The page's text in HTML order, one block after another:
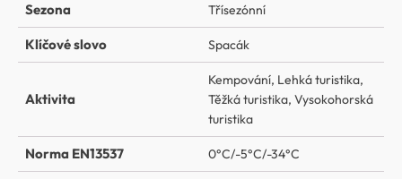
Sezona Třísezónní
Klíčové slovo Spacák
Aktivita
Kempování, Lehká turistika,
Těžká turistika, Vysokohorská
turistika
Norma EN13537 0°C/-5°C/-34°C